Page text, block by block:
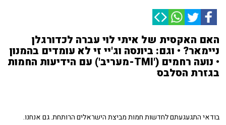
האם האקסית של איתי לוי עברה לכדורגלן
ניימאר? • וגם: ביונסה וג'יי זי לא עומדים בהמנון
• נועה רחמים ('TMI-מעריב') עם הידיעות החמות
בגזרת הסלבס
בודאי התגעגעתם לחדשות חמות מביצת הישראלים הרותחת. גם אנחנו.